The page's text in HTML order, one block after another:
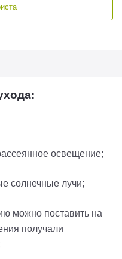
освещение;
солнечные лучи;
можно поставить на
получали